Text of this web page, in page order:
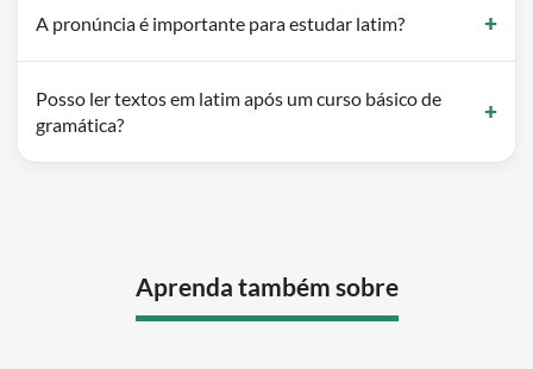
A pronúncia é importante para estudar latim?
Posso ler textos em latim após um curso básico de
gramática?
Aprenda também sobre